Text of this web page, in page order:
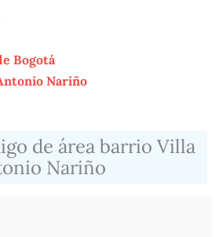
Bogotá
Nariño
de área barrio Villa
Nariño